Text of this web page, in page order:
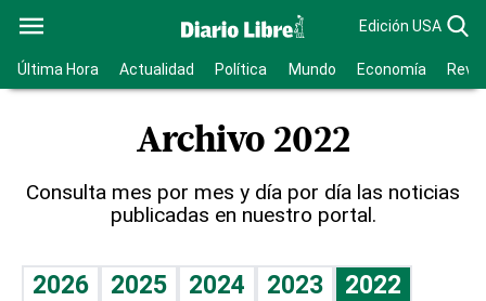
Edición USA
Última Hora Actualidad Política Mundo Economía
Archivo 2022
Consulta mes por mes y día por día las noticias
publicadas en nuestro portal.
2026 2025 2024 2023
2022